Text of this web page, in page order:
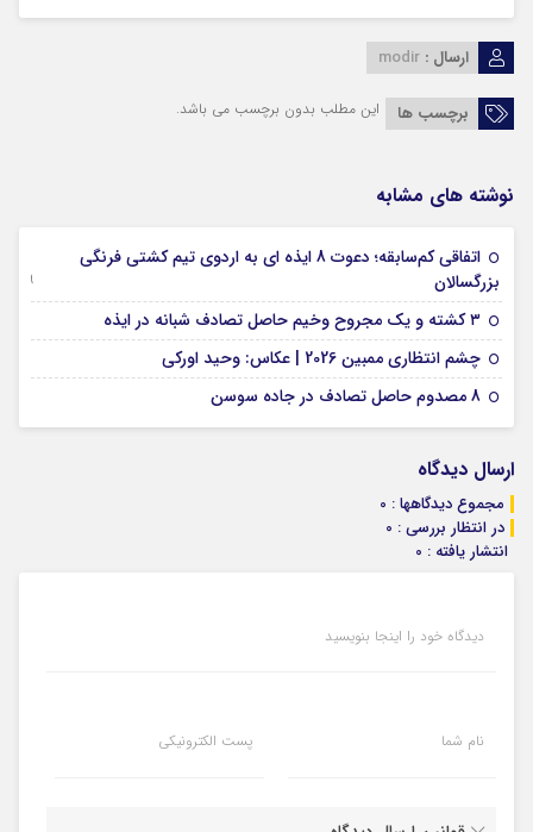
ارسال : modir
برچسب ها این مطلب بدون برچسب می باشد.
نوشته های مشابه
اتفاقی کم‌سابقه؛ دعوت 8 ایذه ای به اردوی تیم کشتی فرنگی
بزرگسالان
09 جولای 2026
۳ کشته و یک مجروح وخیم حاصل تصادف شبانه در ایذه
چشم انتظاری ممبین 2026 | عکاس: وحید اورکی
8 مصدوم حاصل تصادف در جاده سوسن
ارسال دیدگاه
مجموع دیدگاهها : 0
در انتظار بررسی : 0
انتشار یافته : 0
دیدگاه خود را اینجا بنویسید
نام شما پست الکترونیکی